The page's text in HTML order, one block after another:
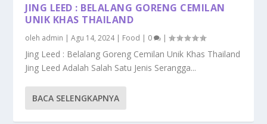
JING LEED : BELALANG GORENG CEMILAN
UNIK KHAS THAILAND
oleh admin |Agu 14, 2024| Food | 0 |
Jing Leed : Belalang Goreng Cemilan Unik Khas Thailand
Jing Leed Adalah Salah Satu Jenis Serangga...
BACA SELENGKAPNYA